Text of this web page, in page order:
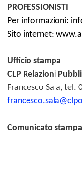
PROFESSIONISTI
Per informazioni:
Sito internet:
Ufficio stampa
CLP Relazioni
Francesco Sala, tel.
Comunicato